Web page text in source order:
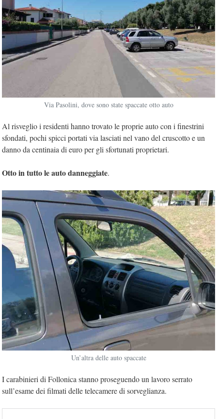
Via Pasolini, dove sono state spaccate otto auto
Al risveglio i residenti hanno trovato le proprie auto con i finestrini
sfondati, pochi spicci portati via lasciati nel vano del cruscotto e un
danno da centinaia di euro per gli sfortunati proprietari.
Otto in tutto le auto danneggiate.
Un’altra delle auto spaccate
I carabinieri di Follonica stanno proseguendo un lavoro serrato
sull’esame dei filmati delle telecamere di sorveglianza.